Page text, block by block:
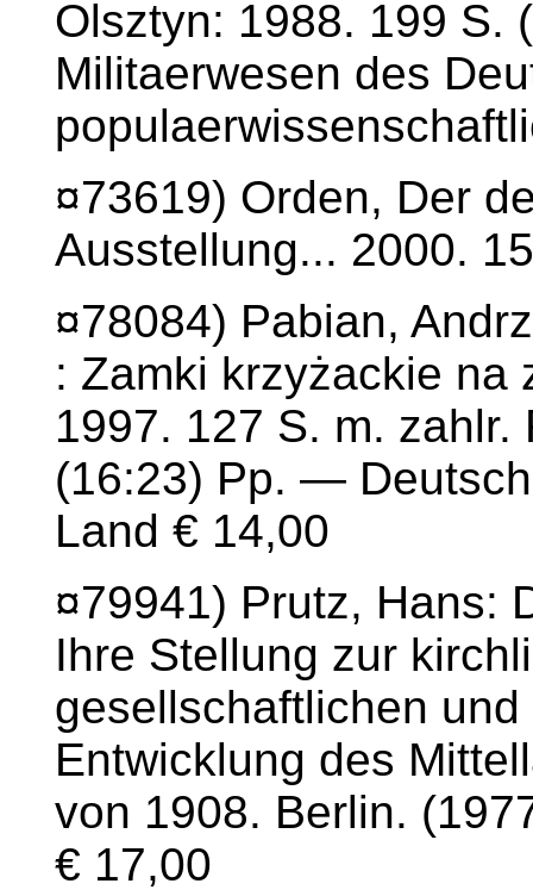
Olsztyn: 1988. 199 S.
Militaerwesen des
¤73619) Orden, Der
Ausstellung... 2000.
¤78084) Pabian,
: Zamki krzyżackie na
1997. 127 S. m.
(16:23) Pp. —
Land € 14,00
¤79941) Prutz, Hans:
Ihre Stellung zur
gesellschaftlichen
Entwicklung des
von 1908. Berlin.
€ 17,00